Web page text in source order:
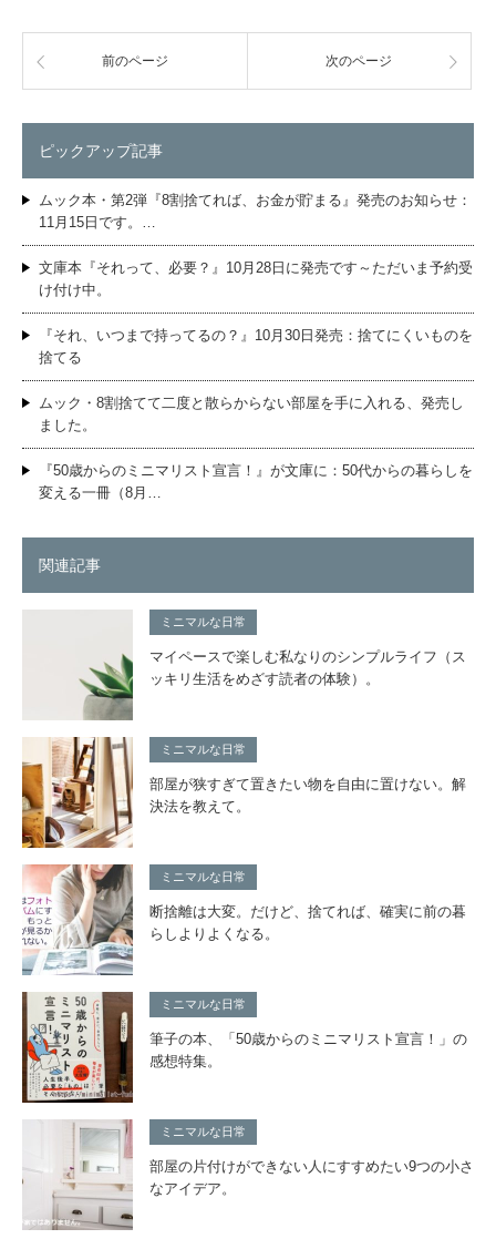
前のページ 次のページ
ピックアップ記事
ムック本・第2弾『8割捨てれば、お金が貯まる』発売のお知らせ：
11月15日です。…
文庫本『それって、必要？』10月28日に発売です～ただいま予約受
け付け中。
『それ、いつまで持ってるの？』10月30日発売：捨てにくいものを
捨てる
ムック・8割捨てて二度と散らからない部屋を手に入れる、発売し
ました。
『50歳からのミニマリスト宣言！』が文庫に：50代からの暮らしを
変える一冊（8月…
関連記事
ミニマルな日常
マイペースで楽しむ私なりのシンプルライフ（ス
ッキリ生活をめざす読者の体験）。
ミニマルな日常
部屋が狭すぎて置きたい物を自由に置けない。解
決法を教えて。
ミニマルな日常
断捨離は大変。だけど、捨てれば、確実に前の暮
らしよりよくなる。
ミニマルな日常
筆子の本、「50歳からのミニマリスト宣言！」の
感想特集。
ミニマルな日常
部屋の片付けができない人にすすめたい9つの小さ
なアイデア。